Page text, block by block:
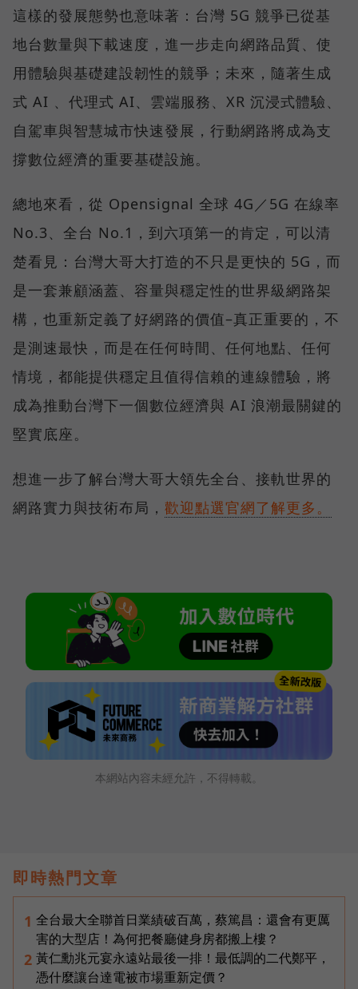
這樣的發展態勢也意味著：台灣 5G 競爭已從基
地台數量與下載速度，進一步走向網路品質、使
用體驗與基礎建設韌性的競爭；未來，隨著生成
式 AI 、代理式 AI、雲端服務、XR 沉浸式體驗、
自駕車與智慧城市快速發展，行動網路將成為支
撐數位經濟的重要基礎設施。
總地來看，從 Opensignal 全球 4G／5G 在線率
No.3、全台 No.1，到六項第一的肯定，可以清
楚看見：台灣大哥大打造的不只是更快的 5G，而
是一套兼顧涵蓋、容量與穩定性的世界級網路架
構，也重新定義了好網路的價值–真正重要的，不
是測速最快，而是在任何時間、任何地點、任何
情境，都能提供穩定且值得信賴的連線體驗，將
成為推動台灣下一個數位經濟與 AI 浪潮最關鍵的
堅實底座。
想進一步了解台灣大哥大領先全台、接軌世界的
網路實力與技術布局， 歡迎點選官網了解更多。
本網站內容未經允許，不得轉載。
即時熱門文章
1 全台最大全聯首日業績破百萬，蔡篤昌：還會有更厲
害的大型店！為何把餐廳健身房都搬上樓？
2 黃仁勳兆元宴永遠站最後一排！最低調的二代鄭平，
憑什麼讓台達電被市場重新定價？